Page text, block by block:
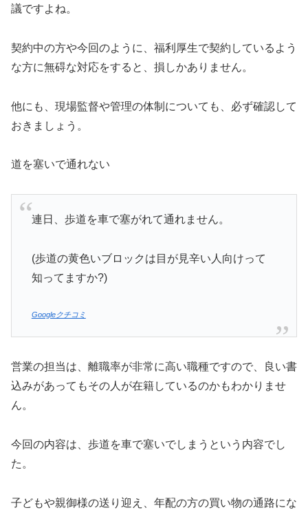
議ですよね。
契約中の方や今回のように、福利厚生で契約しているよう
な方に無碍な対応をすると、損しかありません。
他にも、現場監督や管理の体制についても、必ず確認して
おきましょう。
道を塞いで通れない
連日、歩道を車で塞がれて通れません。
(歩道の黄色いブロックは目が見辛い人向けって
知ってますか?)
Googleクチコミ
営業の担当は、離職率が非常に高い職種ですので、良い書
込みがあってもその人が在籍しているのかもわかりませ
ん。
今回の内容は、歩道を車で塞いでしまうという内容でし
た。
子どもや親御様の送り迎え、年配の方の買い物の通路にな